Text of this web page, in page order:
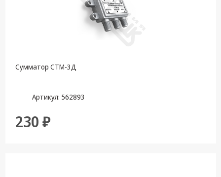
Сумматор СТМ-3Д
Артикул: 562893
230 ₽